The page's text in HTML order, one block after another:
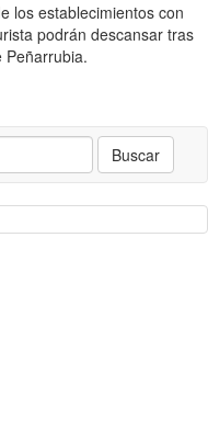
los establecimientos con
podrán descansar tras
Peñarrubia.
Buscar